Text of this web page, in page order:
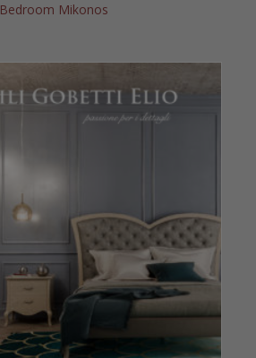
Bedroom Mikonos